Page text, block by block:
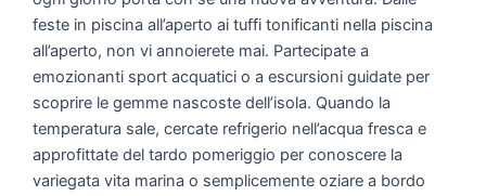
feste in piscina all’aperto ai tuffi tonificanti nella piscina
all’aperto, non vi annoierete mai. Partecipate a
emozionanti sport acquatici o a escursioni guidate per
scoprire le gemme nascoste dell’isola. Quando la
temperatura sale, cercate refrigerio nell’acqua fresca e
approfittate del tardo pomeriggio per conoscere la
variegata vita marina o semplicemente oziare a bordo